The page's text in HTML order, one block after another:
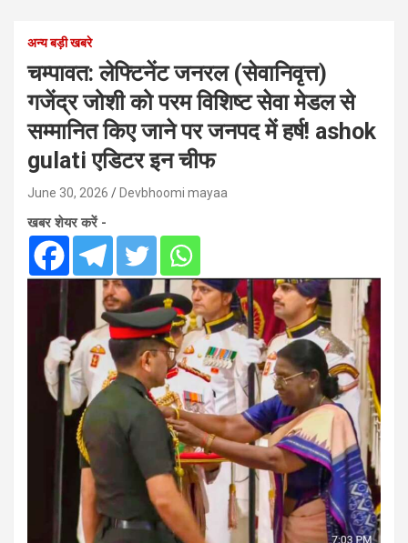
अन्य बड़ी खबरे
चम्पावत: लेफ्टिनेंट जनरल (सेवानिवृत्त)
गजेंद्र जोशी को परम विशिष्ट सेवा मेडल से
सम्मानित किए जाने पर जनपद में हर्ष! ashok
gulati एडिटर इन चीफ
June 30, 2026 Devbhoomi mayaa
खबर शेयर करें -